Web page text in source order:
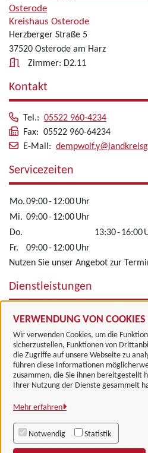
VERWENDUNG VON COOKIES
Wir verwenden Cookies, um die
sicherzustellen, Funktionen von
die Zugriffe auf unsere Webseite zu
führen diese Informationen
zusammen, die Sie ihnen bereitgestellt
Ihrer Nutzung der Dienste gesammelt
Mehr erfahren
Notwendig Statistik
Osterode
Kreishaus Osterode
Herzberger Straße 5
37520 Osterode am Harz
Zimmer: D2.11
Kontakt
Tel.: 05522 960-4234
Fax: 05522 960-64234
E-Mail:
Servicezeiten
Mo.09:00-12:00Uhr
Mi. 09:00-12:00Uhr
Do.
13:30-16:00
Fr.
09:00-12:00Uhr
Nutzen Sie unser Angebot zur
Dienstleistungen
Alle zugeordneten
Landkreis Göttingen
Alle Rechte vorbehalten